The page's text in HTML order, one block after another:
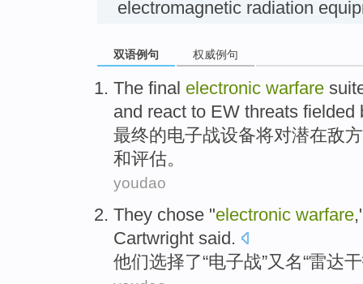
electromagnetic radiation
双语例句 权威例句
The final electronic warfare
and react to EW threats fielded
最终的电子战设备将对潜在敌方
和评估。
youdao
They chose "electronic warfare
Cartwright said.
他们选择了“电子战”又名“雷达